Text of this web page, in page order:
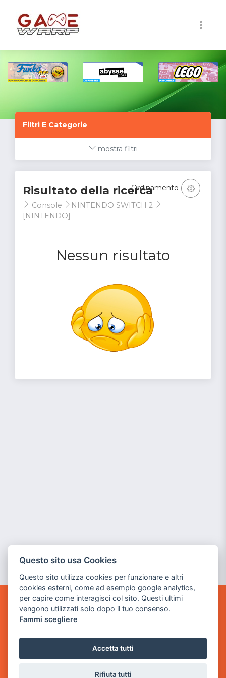
Filtri E Categorie
mostra filtri
Risultato della ricerca
Console
NINTENDO SWITCH 2
[NINTENDO]
Nessun risultato
Ordinamento
GAME WARP
BY POWER GAME SRL
Sede Legale
via Villaggio dei Platani, 3
- 25014 Castenedolo, Brescia
Questo sito usa Cookies
Questo sito utilizza cookies per funzionare e altri
cookies esterni, come ad esempio google analytics,
per capire come interagisci col sito. Questi ultimi
vengono utilizzati solo dopo il tuo consenso.
Fammi scegliere
Accetta tutti
Rifiuta tutti